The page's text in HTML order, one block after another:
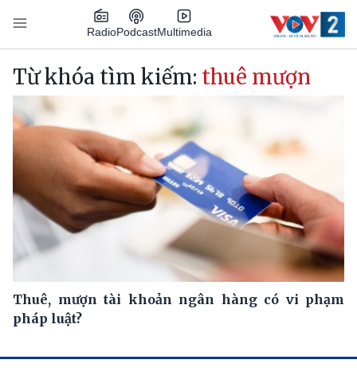
Nhảy đến nội dung
RadioPodcastMultimedia
Main navigation
Từ khóa tìm kiếm: thuê mượn
Thuê, mượn tài khoản ngân hàng có vi phạm
pháp luật?